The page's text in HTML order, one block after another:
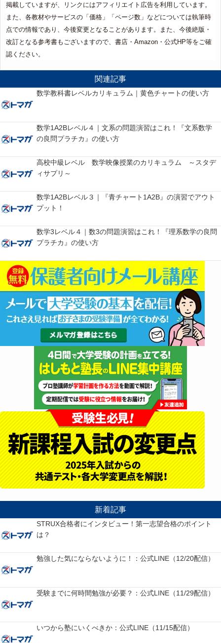
掲載していますが、リンクにはアフィリエイト広告を利用しています。
また、各教材やサービスの「価格」「ページ数」などについては執筆時
点での情報であり、今後変更となることがあります。また、今後絶版・
改訂となる参考書もございますので、書店・Amazon・公式HP等をご確
認ください。
関連記事
数学教科書レベルカリキュラム｜黄色チャートの使い方
数学1A2Bレベル４｜文系の問題演習はこれ！『文系数学
の良問プラチカ』の使い方
高校中級レベル 数学映像授業のカリキュラム ～スタデ
ィサプリ～
数学1A2Bレベル３｜『青チャート1A2B』の演習でアウト
プット！
数学3レベル４｜数3の問題演習はこれ！『理系数学の良問
プラチカ』の使い方
新着記事
STRUX合格者にインタビュー！第一志望合格のポイント
は？
勉強した気にならないように！：公式LINE（12/20配信）
受験までに何時間勉強が必要？：公式LINE（11/29配信）
いつから塾にいくべきか：公式LINE（11/15配信）